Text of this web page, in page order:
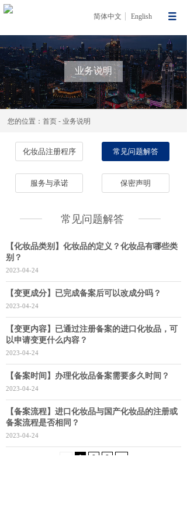
简体中文 English
业务说明
您的位置：首页 - 业务说明
化妆品注册程序 常见问题解答
保密声明
服务与承诺
常见问题解答
【化妆品类别】化妆品的定义？化妆品有哪些类
别？
2023-04-24
【变更成分】已完成备案后可以改成分吗？
2023-04-24
【变更内容】已通过注册备案的进口化妆品，可
以申请变更什么内容？
2023-04-24
【备案时间】办理化妆品备案需要多久时间？
2023-04-24
【备案流程】进口化妆品与国产化妆品的注册或
备案流程是否相同？
2023-04-24
1 2 3